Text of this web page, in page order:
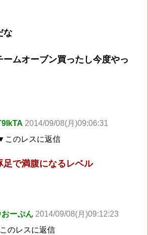
な
ームオーブン買ったし今度やっ
2014/09/08(月)09:06:31
このレスに返信
足で満腹になるレベル
ーぷん 2014/09/08(月)09:12:23
のレスに返信